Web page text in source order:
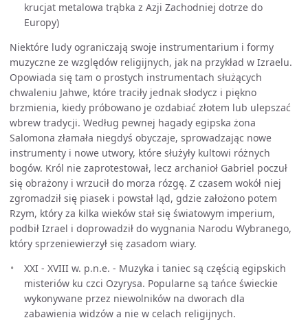
krucjat metalowa trąbka z Azji Zachodniej dotrze do
Europy)
Niektóre ludy ograniczają swoje instrumentarium i formy
muzyczne ze względów religijnych, jak na przykład w Izraelu.
Opowiada się tam o prostych instrumentach służących
chwaleniu Jahwe, które traciły jednak słodycz i piękno
brzmienia, kiedy próbowano je ozdabiać złotem lub ulepszać
wbrew tradycji. Według pewnej hagady egipska żona
Salomona złamała niegdyś obyczaje, sprowadzając nowe
instrumenty i nowe utwory, które służyły kultowi różnych
bogów. Król nie zaprotestował, lecz archanioł Gabriel poczuł
się obrażony i wrzucił do morza rózgę. Z czasem wokół niej
zgromadził się piasek i powstał ląd, gdzie założono potem
Rzym, który za kilka wieków stał się światowym imperium,
podbił Izrael i doprowadził do wygnania Narodu Wybranego,
który sprzeniewierzył się zasadom wiary.
XXI - XVIII w. p.n.e. - Muzyka i taniec są częścią egipskich
misteriów ku czci Ozyrysa. Popularne są tańce świeckie
wykonywane przez niewolników na dworach dla
zabawienia widzów a nie w celach religijnych.